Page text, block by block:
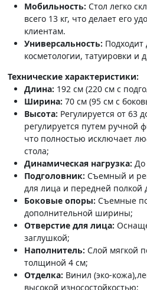
Мобильность: Стол легко
всего 13 кг, что делает его
клиентам.
Универсальность: Подходит
косметологии, татуировки и
Технические характеристики:
Длина: 192 см (220 см с
Ширина: 70 см (95 см с
Высота: Регулируется от 63
регулируется путем ручной
что полностью исключает
стола;
Динамическая нагрузка: До
Подголовник: Съемный и
для лица и передней полкой
Боковые опоры: Съемные
дополнительной ширины;
Отверстие для лица:
заглушкой;
Наполнитель: Слой мягкой
толщиной 4 см;
Отделка: Винил (эко-
высокой износостойкостью;